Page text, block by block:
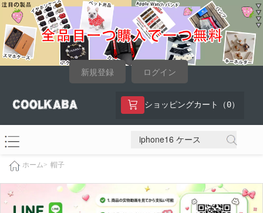
新規登録 ログイン
ショッピングカート（ 0）
ホーム> 帽子